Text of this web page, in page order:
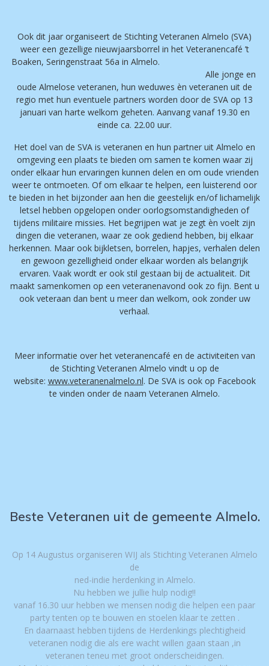
Ook dit jaar organiseert de Stichting Veteranen Almelo (SVA)
weer een gezellige nieuwjaarsborrel in het Veteranencafé ’t
Boaken, Seringenstraat 56a in Almelo.
Alle jonge en
oude Almelose veteranen, hun weduwes èn veteranen uit de
regio met hun eventuele partners worden door de SVA op 13
januari van harte welkom geheten. Aanvang vanaf 19.30 en
einde ca. 22.00 uur.
Het doel van de SVA is veteranen en hun partner uit Almelo en
omgeving een plaats te bieden om samen te komen waar zij
onder elkaar hun ervaringen kunnen delen en om oude vrienden
weer te ontmoeten. Of om elkaar te helpen, een luisterend oor
te bieden in het bijzonder aan hen die geestelijk en/of lichamelijk
letsel hebben opgelopen onder oorlogsomstandigheden of
tijdens militaire missies. Het begrijpen wat je zegt èn voelt zijn
dingen die veteranen, waar ze ook gediend hebben, bij elkaar
herkennen. Maar ook bijkletsen, borrelen, hapjes, verhalen delen
en gewoon gezelligheid onder elkaar worden als belangrijk
ervaren. Vaak wordt er ook stil gestaan bij de actualiteit. Dit
maakt samenkomen op een veteranenavond ook zo fijn. Bent u
ook veteraan dan bent u meer dan welkom, ook zonder uw
verhaal.
Meer informatie over het veteranencafé en de activiteiten van
de Stichting Veteranen Almelo vindt u op de
website: www.veteranenalmelo.nl. De SVA is ook op Facebook
te vinden onder de naam Veteranen Almelo.
Beste Veteranen uit de gemeente Almelo.
Op 14 Augustus organiseren WIJ als Stichting Veteranen Almelo
de
ned-indie herdenking in Almelo.
Nu hebben we jullie hulp nodig!!
vanaf 16.30 uur hebben we mensen nodig die helpen een paar
party tenten op te bouwen en stoelen klaar te zetten .
En daarnaast hebben tijdens de Herdenkings plechtigheid
veteranen nodig die als ere wacht willen gaan staan ,in
veteranen teneu met groot onderscheidingen.